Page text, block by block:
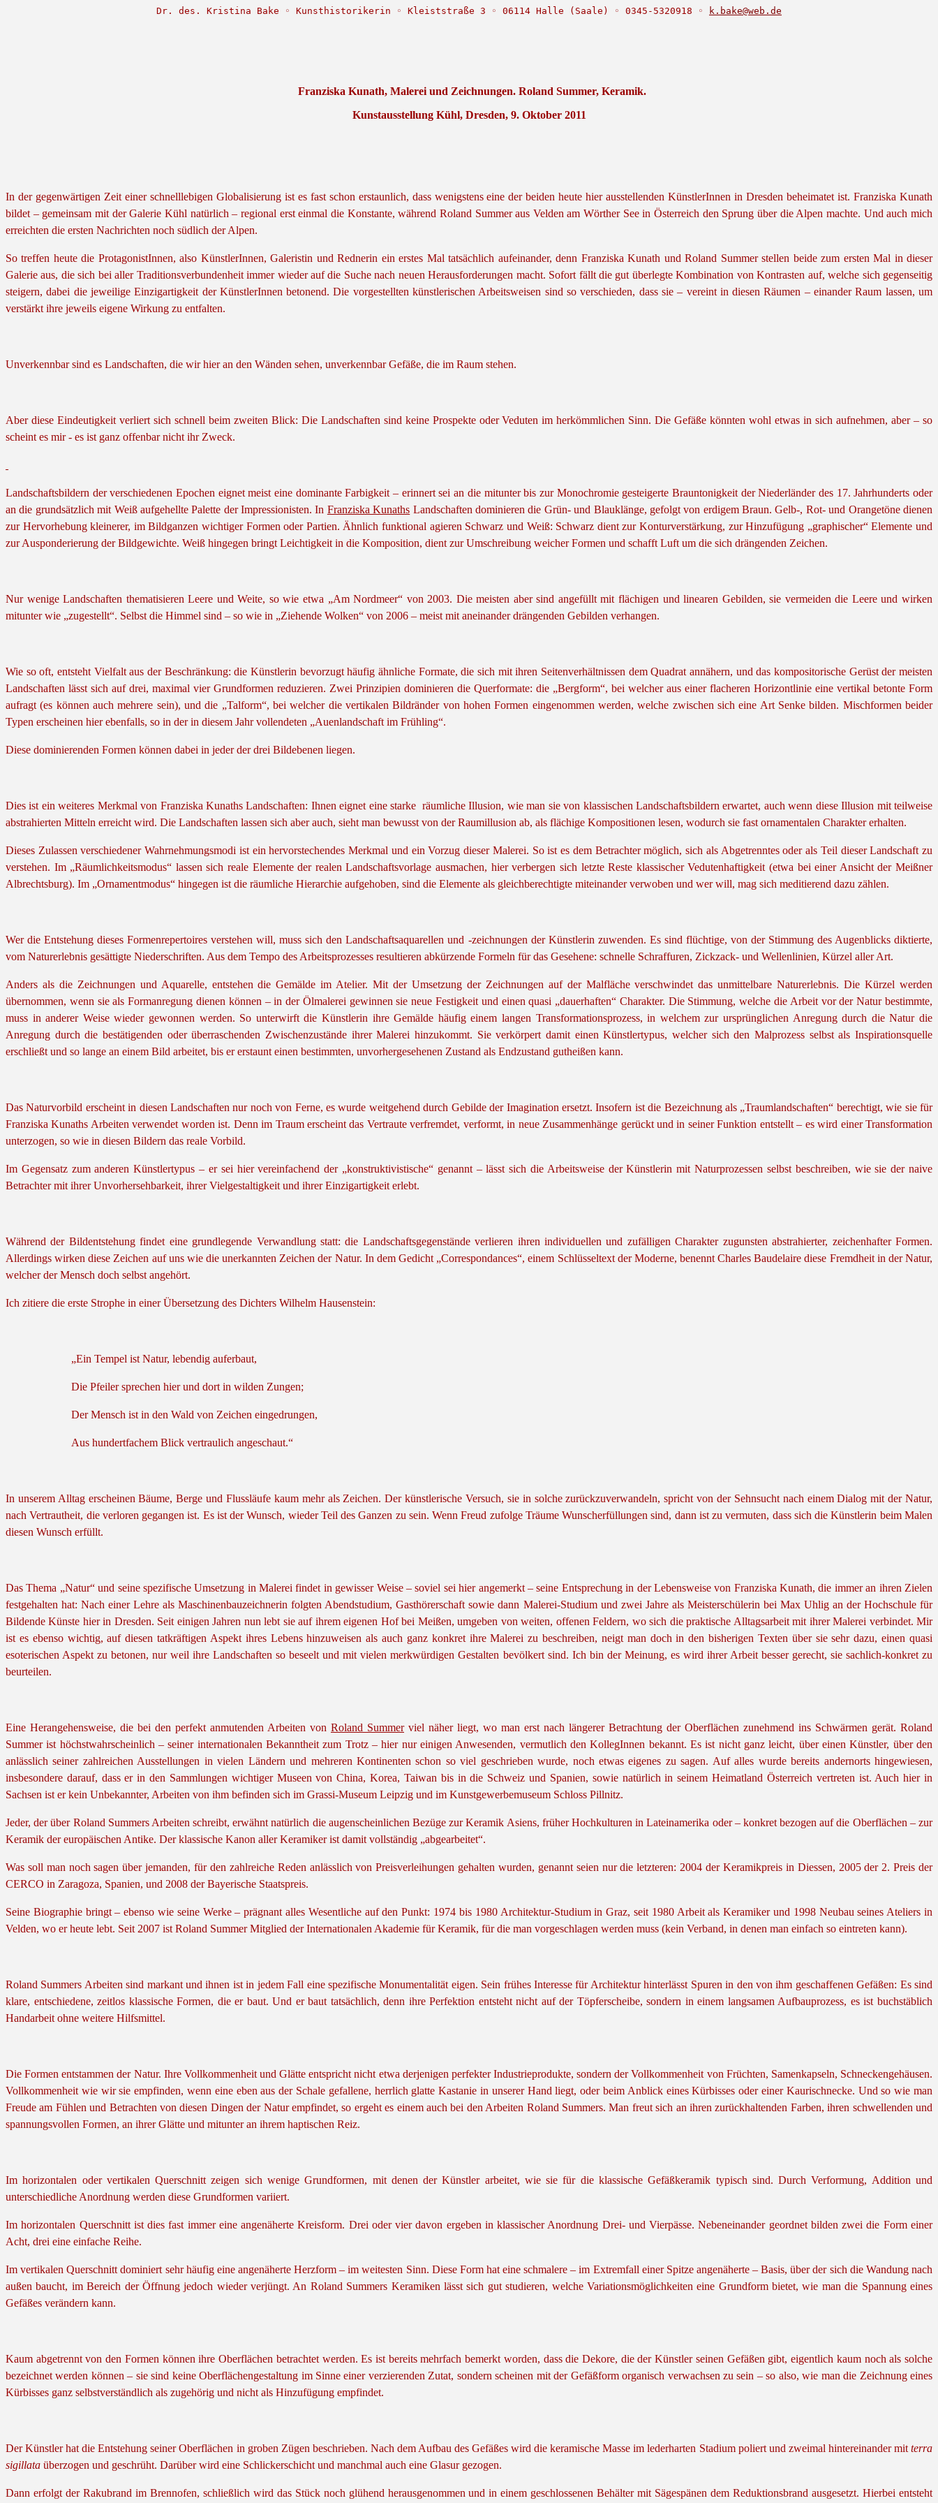
Dr. des. Kristina Bake ◦ Kunsthistorikerin ◦ Kleiststraße 3 ◦ 06114 Halle (Saale) ◦ 0345-5320918 ◦ k.bake@web.de
Franziska Kunath, Malerei und Zeichnungen. Roland Summer, Keramik.
Kunstausstellung Kühl, Dresden, 9. Oktober 2011
In der gegenwärtigen Zeit einer schnelllebigen Globalisierung ist es fast schon erstaunlich, dass wenigstens eine der beiden heute hier ausstellenden KünstlerInnen in Dresden beheimatet ist. Franziska Kunath
bildet – gemeinsam mit der Galerie Kühl natürlich – regional erst einmal die Konstante, während Roland Summer aus Velden am Wörther See in Österreich den Sprung über die Alpen machte. Und auch mich
erreichten die ersten Nachrichten noch südlich der Alpen.
So treffen heute die ProtagonistInnen, also KünstlerInnen, Galeristin und Rednerin ein erstes Mal tatsächlich aufeinander, denn Franziska Kunath und Roland Summer stellen beide zum ersten Mal in dieser
Galerie aus, die sich bei aller Traditionsverbundenheit immer wieder auf die Suche nach neuen Herausforderungen macht. Sofort fällt die gut überlegte Kombination von Kontrasten auf, welche sich gegenseitig
steigern, dabei die jeweilige Einzigartigkeit der KünstlerInnen betonend. Die vorgestellten künstlerischen Arbeitsweisen sind so verschieden, dass sie – vereint in diesen Räumen – einander Raum lassen, um
verstärkt ihre jeweils eigene Wirkung zu entfalten.
Unverkennbar sind es Landschaften, die wir hier an den Wänden sehen, unverkennbar Gefäße, die im Raum stehen.
Aber diese Eindeutigkeit verliert sich schnell beim zweiten Blick: Die Landschaften sind keine Prospekte oder Veduten im herkömmlichen Sinn. Die Gefäße könnten wohl etwas in sich aufnehmen, aber – so
scheint es mir - es ist ganz offenbar nicht ihr Zweck.
Landschaftsbildern der verschiedenen Epochen eignet meist eine dominante Farbigkeit – erinnert sei an die mitunter bis zur Monochromie gesteigerte Brauntonigkeit der Niederländer des 17. Jahrhunderts oder
an die grundsätzlich mit Weiß aufgehellte Palette der Impressionisten. In Franziska Kunaths Landschaften dominieren die Grün- und Blauklänge, gefolgt von erdigem Braun. Gelb-, Rot- und Orangetöne dienen
zur Hervorhebung kleinerer, im Bildganzen wichtiger Formen oder Partien. Ähnlich funktional agieren Schwarz und Weiß: Schwarz dient zur Konturverstärkung, zur Hinzufügung „graphischer“ Elemente und
zur Ausponderierung der Bildgewichte. Weiß hingegen bringt Leichtigkeit in die Komposition, dient zur Umschreibung weicher Formen und schafft Luft um die sich drängenden Zeichen.
Nur wenige Landschaften thematisieren Leere und Weite, so wie etwa „Am Nordmeer“ von 2003. Die meisten aber sind angefüllt mit flächigen und linearen Gebilden, sie vermeiden die Leere und wirken
mitunter wie „zugestellt“. Selbst die Himmel sind – so wie in „Ziehende Wolken“ von 2006 – meist mit aneinander drängenden Gebilden verhangen.
Wie so oft, entsteht Vielfalt aus der Beschränkung: die Künstlerin bevorzugt häufig ähnliche Formate, die sich mit ihren Seitenverhältnissen dem Quadrat annähern, und das kompositorische Gerüst der meisten
Landschaften lässt sich auf drei, maximal vier Grundformen reduzieren. Zwei Prinzipien dominieren die Querformate: die „Bergform“, bei welcher aus einer flacheren Horizontlinie eine vertikal betonte Form
aufragt (es können auch mehrere sein), und die „Talform“, bei welcher die vertikalen Bildränder von hohen Formen eingenommen werden, welche zwischen sich eine Art Senke bilden. Mischformen beider
Typen erscheinen hier ebenfalls, so in der in diesem Jahr vollendeten „Auenlandschaft im Frühling“.
Diese dominierenden Formen können dabei in jeder der drei Bildebenen liegen.
Dies ist ein weiteres Merkmal von Franziska Kunaths Landschaften: Ihnen eignet eine starke räumliche Illusion, wie man sie von klassischen Landschaftsbildern erwartet, auch wenn diese Illusion mit teilweise
abstrahierten Mitteln erreicht wird. Die Landschaften lassen sich aber auch, sieht man bewusst von der Raumillusion ab, als flächige Kompositionen lesen, wodurch sie fast ornamentalen Charakter erhalten.
Dieses Zulassen verschiedener Wahrnehmungsmodi ist ein hervorstechendes Merkmal und ein Vorzug dieser Malerei. So ist es dem Betrachter möglich, sich als Abgetrenntes oder als Teil dieser Landschaft zu
verstehen. Im „Räumlichkeitsmodus“ lassen sich reale Elemente der realen Landschaftsvorlage ausmachen, hier verbergen sich letzte Reste klassischer Vedutenhaftigkeit (etwa bei einer Ansicht der Meißner
Albrechtsburg). Im „Ornamentmodus“ hingegen ist die räumliche Hierarchie aufgehoben, sind die Elemente als gleichberechtigte miteinander verwoben und wer will, mag sich meditierend dazu zählen.
Wer die Entstehung dieses Formenrepertoires verstehen will, muss sich den Landschaftsaquarellen und -zeichnungen der Künstlerin zuwenden. Es sind flüchtige, von der Stimmung des Augenblicks diktierte,
vom Naturerlebnis gesättigte Niederschriften. Aus dem Tempo des Arbeitsprozesses resultieren abkürzende Formeln für das Gesehene: schnelle Schraffuren, Zickzack- und Wellenlinien, Kürzel aller Art.
Anders als die Zeichnungen und Aquarelle, entstehen die Gemälde im Atelier. Mit der Umsetzung der Zeichnungen auf der Malfläche verschwindet das unmittelbare Naturerlebnis. Die Kürzel werden
übernommen, wenn sie als Formanregung dienen können – in der Ölmalerei gewinnen sie neue Festigkeit und einen quasi „dauerhaften“ Charakter. Die Stimmung, welche die Arbeit vor der Natur bestimmte,
muss in anderer Weise wieder gewonnen werden. So unterwirft die Künstlerin ihre Gemälde häufig einem langen Transformationsprozess, in welchem zur ursprünglichen Anregung durch die Natur die
Anregung durch die bestätigenden oder überraschenden Zwischenzustände ihrer Malerei hinzukommt. Sie verkörpert damit einen Künstlertypus, welcher sich den Malprozess selbst als Inspirationsquelle
erschließt und so lange an einem Bild arbeitet, bis er erstaunt einen bestimmten, unvorhergesehenen Zustand als Endzustand gutheißen kann.
Das Naturvorbild erscheint in diesen Landschaften nur noch von Ferne, es wurde weitgehend durch Gebilde der Imagination ersetzt. Insofern ist die Bezeichnung als „Traumlandschaften“ berechtigt, wie sie für
Franziska Kunaths Arbeiten verwendet worden ist. Denn im Traum erscheint das Vertraute verfremdet, verformt, in neue Zusammenhänge gerückt und in seiner Funktion entstellt – es wird einer Transformation
unterzogen, so wie in diesen Bildern das reale Vorbild.
Im Gegensatz zum anderen Künstlertypus – er sei hier vereinfachend der „konstruktivistische“ genannt – lässt sich die Arbeitsweise der Künstlerin mit Naturprozessen selbst beschreiben, wie sie der naive
Betrachter mit ihrer Unvorhersehbarkeit, ihrer Vielgestaltigkeit und ihrer Einzigartigkeit erlebt.
Während der Bildentstehung findet eine grundlegende Verwandlung statt: die Landschaftsgegenstände verlieren ihren individuellen und zufälligen Charakter zugunsten abstrahierter, zeichenhafter Formen.
Allerdings wirken diese Zeichen auf uns wie die unerkannten Zeichen der Natur. In dem Gedicht „Correspondances“, einem Schlüsseltext der Moderne, benennt Charles Baudelaire diese Fremdheit in der Natur,
welcher der Mensch doch selbst angehört.
Ich zitiere die erste Strophe in einer Übersetzung des Dichters Wilhelm Hausenstein:
„Ein Tempel ist Natur, lebendig auferbaut,
Die Pfeiler sprechen hier und dort in wilden Zungen;
Der Mensch ist in den Wald von Zeichen eingedrungen,
Aus hundertfachem Blick vertraulich angeschaut.“
In unserem Alltag erscheinen Bäume, Berge und Flussläufe kaum mehr als Zeichen. Der künstlerische Versuch, sie in solche zurückzuverwandeln, spricht von der Sehnsucht nach einem Dialog mit der Natur,
nach Vertrautheit, die verloren gegangen ist. Es ist der Wunsch, wieder Teil des Ganzen zu sein. Wenn Freud zufolge Träume Wunscherfüllungen sind, dann ist zu vermuten, dass sich die Künstlerin beim Malen
diesen Wunsch erfüllt.
Das Thema „Natur“ und seine spezifische Umsetzung in Malerei findet in gewisser Weise – soviel sei hier angemerkt – seine Entsprechung in der Lebensweise von Franziska Kunath, die immer an ihren Zielen
festgehalten hat: Nach einer Lehre als Maschinenbauzeichnerin folgten Abendstudium, Gasthörerschaft sowie dann Malerei-Studium und zwei Jahre als Meisterschülerin bei Max Uhlig an der Hochschule für
Bildende Künste hier in Dresden. Seit einigen Jahren nun lebt sie auf ihrem eigenen Hof bei Meißen, umgeben von weiten, offenen Feldern, wo sich die praktische Alltagsarbeit mit ihrer Malerei verbindet. Mir
ist es ebenso wichtig, auf diesen tatkräftigen Aspekt ihres Lebens hinzuweisen als auch ganz konkret ihre Malerei zu beschreiben, neigt man doch in den bisherigen Texten über sie sehr dazu, einen quasi
esoterischen Aspekt zu betonen, nur weil ihre Landschaften so beseelt und mit vielen merkwürdigen Gestalten bevölkert sind. Ich bin der Meinung, es wird ihrer Arbeit besser gerecht, sie sachlich-konkret zu
beurteilen.
Eine Herangehensweise, die bei den perfekt anmutenden Arbeiten von Roland Summerviel näher liegt, wo man erst nach längerer Betrachtung der Oberflächen zunehmend ins Schwärmen gerät. Roland
Summer ist höchstwahrscheinlich – seiner internationalen Bekanntheit zum Trotz – hier nur einigen Anwesenden, vermutlich den KollegInnen bekannt. Es ist nicht ganz leicht, über einen Künstler, über den
anlässlich seiner zahlreichen Ausstellungen in vielen Ländern und mehreren Kontinenten schon so viel geschrieben wurde, noch etwas eigenes zu sagen. Auf alles wurde bereits andernorts hingewiesen,
insbesondere darauf, dass er in den Sammlungen wichtiger Museen von China, Korea, Taiwan bis in die Schweiz und Spanien, sowie natürlich in seinem Heimatland Österreich vertreten ist. Auch hier in
Sachsen ist er kein Unbekannter, Arbeiten von ihm befinden sich im Grassi-Museum Leipzig und im Kunstgewerbemuseum Schloss Pillnitz.
Jeder, der über Roland Summers Arbeiten schreibt, erwähnt natürlich die augenscheinlichen Bezüge zur Keramik Asiens, früher Hochkulturen in Lateinamerika oder – konkret bezogen auf die Oberflächen – zur
Keramik der europäischen Antike. Der klassische Kanon aller Keramiker ist damit vollständig „abgearbeitet“.
Was soll man noch sagen über jemanden, für den zahlreiche Reden anlässlich von Preisverleihungen gehalten wurden, genannt seien nur die letzteren: 2004 der Keramikpreis in Diessen, 2005 der 2. Preis der
CERCO in Zaragoza, Spanien, und 2008 der Bayerische Staatspreis.
Seine Biographie bringt – ebenso wie seine Werke – prägnant alles Wesentliche auf den Punkt: 1974 bis 1980 Architektur-Studium in Graz, seit 1980 Arbeit als Keramiker und 1998 Neubau seines Ateliers in
Velden, wo er heute lebt. Seit 2007 ist Roland Summer Mitglied der Internationalen Akademie für Keramik, für die man vorgeschlagen werden muss (kein Verband, in denen man einfach so eintreten kann).
Roland Summers Arbeiten sind markant und ihnen ist in jedem Fall eine spezifische Monumentalität eigen. Sein frühes Interesse für Architektur hinterlässt Spuren in den von ihm geschaffenen Gefäßen: Es sind
klare, entschiedene, zeitlos klassische Formen, die er baut. Und er baut tatsächlich, denn ihre Perfektion entsteht nicht auf der Töpferscheibe, sondern in einem langsamen Aufbauprozess, es ist buchstäblich
Handarbeit ohne weitere Hilfsmittel.
Die Formen entstammen der Natur. Ihre Vollkommenheit und Glätte entspricht nicht etwa derjenigen perfekter Industrieprodukte, sondern der Vollkommenheit von Früchten, Samenkapseln, Schneckengehäusen.
Vollkommenheit wie wir sie empfinden, wenn eine eben aus der Schale gefallene, herrlich glatte Kastanie in unserer Hand liegt, oder beim Anblick eines Kürbisses oder einer Kaurischnecke. Und so wie man
Freude am Fühlen und Betrachten von diesen Dingen der Natur empfindet, so ergeht es einem auch bei den Arbeiten Roland Summers. Man freut sich an ihren zurückhaltenden Farben, ihren schwellenden und
spannungsvollen Formen, an ihrer Glätte und mitunter an ihrem haptischen Reiz.
Im horizontalen oder vertikalen Querschnitt zeigen sich wenige Grundformen, mit denen der Künstler arbeitet, wie sie für die klassische Gefäßkeramik typisch sind. Durch Verformung, Addition und
unterschiedliche Anordnung werden diese Grundformen variiert.
Im horizontalen Querschnitt ist dies fast immer eine angenäherte Kreisform. Drei oder vier davon ergeben in klassischer Anordnung Drei- und Vierpässe. Nebeneinander geordnet bilden zwei die Form einer
Acht, drei eine einfache Reihe.
Im vertikalen Querschnitt dominiert sehr häufig eine angenäherte Herzform – im weitesten Sinn. Diese Form hat eine schmalere – im Extremfall einer Spitze angenäherte – Basis, über der sich die Wandung nach
außen baucht, im Bereich der Öffnung jedoch wieder verjüngt. An Roland Summers Keramiken lässt sich gut studieren, welche Variationsmöglichkeiten eine Grundform bietet, wie man die Spannung eines
Gefäßes verändern kann.
Kaum abgetrennt von den Formen können ihre Oberflächen betrachtet werden. Es ist bereits mehrfach bemerkt worden, dass die Dekore, die der Künstler seinen Gefäßen gibt, eigentlich kaum noch als solche
bezeichnet werden können – sie sind keine Oberflächengestaltung im Sinne einer verzierenden Zutat, sondern scheinen mit der Gefäßform organisch verwachsen zu sein – so also, wie man die Zeichnung eines
Kürbisses ganz selbstverständlich als zugehörig und nicht als Hinzufügung empfindet.
Der Künstler hat die Entstehung seiner Oberflächen in groben Zügen beschrieben. Nach dem Aufbau des Gefäßes wird die keramische Masse im lederharten Stadium poliert und zweimal hintereinander mit terra
sigillata überzogen und geschrüht. Darüber wird eine Schlickerschicht und manchmal auch eine Glasur gezogen.
Dann erfolgt der Rakubrand im Brennofen, schließlich wird das Stück noch glühend herausgenommen und in einem geschlossenen Behälter mit Sägespänen dem Reduktionsbrand ausgesetzt. Hierbei entsteht